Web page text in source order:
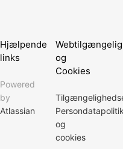
Hjælpende
links
Powered
by
Atlassian
og
Cookies
og
cookies